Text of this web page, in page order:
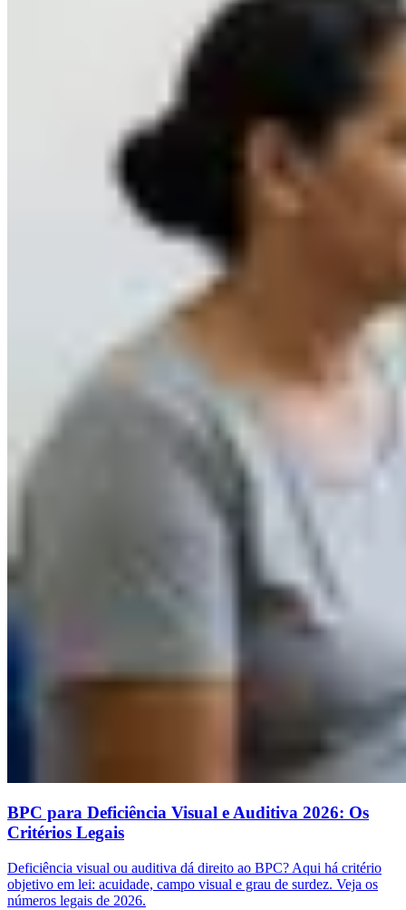
BPC para Deficiência Visual e Auditiva 2026: Os
Critérios Legais
Deficiência visual ou auditiva dá direito ao BPC? Aqui há critério
objetivo em lei: acuidade, campo visual e grau de surdez. Veja os
números legais de 2026.